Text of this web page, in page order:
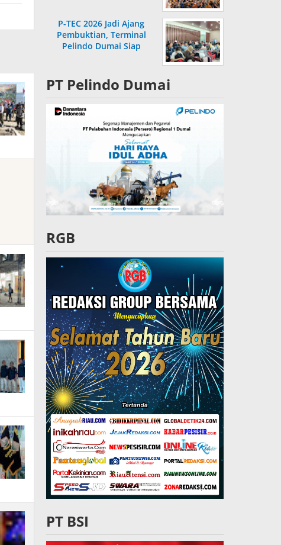
P-TEC 2026 Jadi Ajang
Pembuktian, Terminal
Pelindo Dumai Siap
PT Pelindo Dumai
RGB
PT BSI